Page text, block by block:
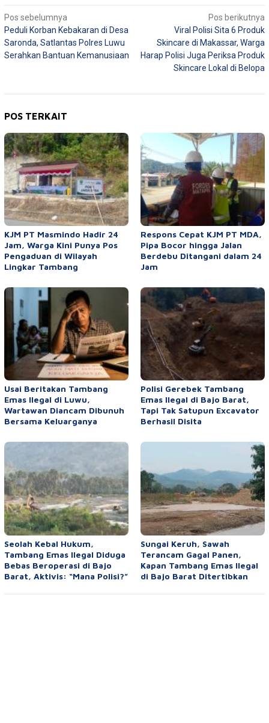
Navigasi
pos
Pos sebelumnya
Peduli Korban Kebakaran di Desa
Saronda, Satlantas Polres Luwu
Serahkan Bantuan Kemanusiaan
Pos berikutnya
Viral Polisi Sita 6 Produk
Skincare di Makassar, Warga
Harap Polisi Juga Periksa Produk
Skincare Lokal di Belopa
POS TERKAIT
KJM PT Masmindo Hadir 24
Jam, Warga Kini Punya Pos
Pengaduan di Wilayah
Lingkar Tambang
Respons Cepat KJM PT MDA,
Pipa Bocor hingga Jalan
Berdebu Ditangani dalam 24
Jam
Usai Beritakan Tambang
Emas Ilegal di Luwu,
Wartawan Diancam Dibunuh
Bersama Keluarganya
Polisi Gerebek Tambang
Emas Ilegal di Bajo Barat,
Tapi Tak Satupun Excavator
Berhasil Disita
Seolah Kebal Hukum,
Tambang Emas Ilegal Diduga
Bebas Beroperasi di Bajo
Barat, Aktivis: “Mana Polisi?”
Sungai Keruh, Sawah
Terancam Gagal Panen,
Kapan Tambang Emas Ilegal
di Bajo Barat Ditertibkan